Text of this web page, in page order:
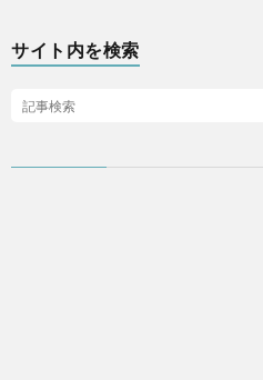
サイト内を検索